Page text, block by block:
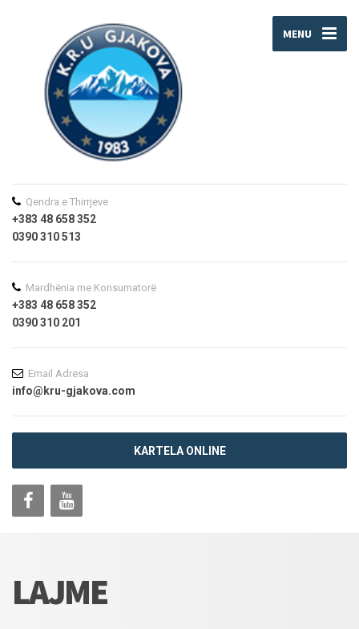
MENU
Qendra e Thirrjeve
+383 48 658 352
0390 310 513
Mardhënia me Konsumatorë
+383 48 658 352
0390 310 201
Email Adresa
info@kru-gjakova.com
KARTELA ONLINE
LAJME